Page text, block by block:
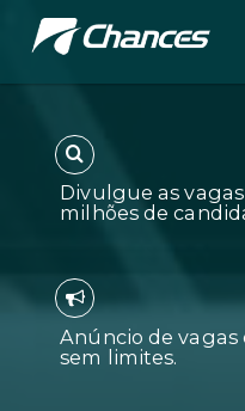
milhões de